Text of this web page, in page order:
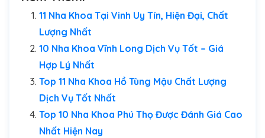
11 Nha Khoa Tại Vinh Uy Tín, Hiện Đại, Chất
Lượng Nhất
10 Nha Khoa Vĩnh Long Dịch Vụ Tốt – Giá
Hợp Lý Nhất
Top 11 Nha Khoa Hồ Tùng Mậu Chất Lượng
Dịch Vụ Tốt Nhất
Top 10 Nha Khoa Phú Thọ Được Đánh Giá Cao
Nhất Hiện Nay